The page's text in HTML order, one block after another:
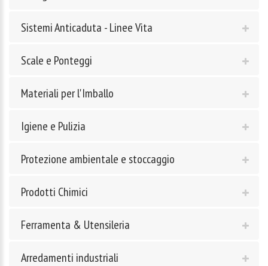
Sistemi Anticaduta - Linee Vita
Scale e Ponteggi
Materiali per l'Imballo
Igiene e Pulizia
Protezione ambientale e stoccaggio
Prodotti Chimici
Ferramenta & Utensileria
Arredamenti industriali